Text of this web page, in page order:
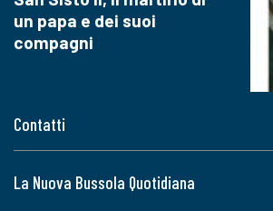
Contatti
La Nuova Bussola Quotidiana
un papa e dei suoi
compagni